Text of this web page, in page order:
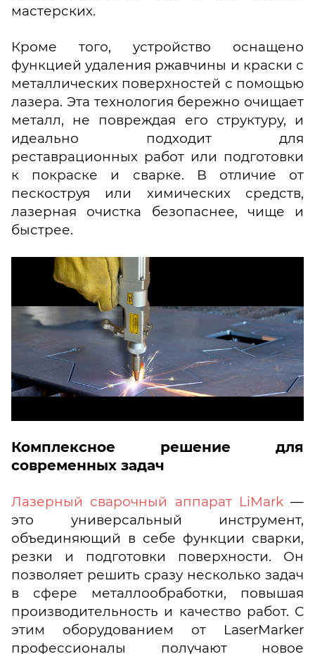
мастерских.
Кроме того, устройство оснащено
функцией удаления ржавчины и краски с
металлических поверхностей с помощью
лазера. Эта технология бережно очищает
металл, не повреждая его структуру, и
идеально подходит для
реставрационных работ или подготовки
к покраске и сварке. В отличие от
пескоструя или химических средств,
лазерная очистка безопаснее, чище и
быстрее.
Комплексное решение для
современных задач
Лазерный сварочный аппарат LiMark—
это универсальный инструмент,
объединяющий в себе функции сварки,
резки и подготовки поверхности. Он
позволяет решить сразу несколько задач
в сфере металлообработки, повышая
производительность и качество работ. С
этим оборудованием от LaserMarker
профессионалы получают новое